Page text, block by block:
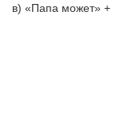
в) «Папа может» +